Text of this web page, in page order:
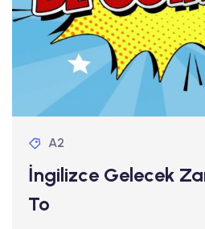
A2
İngilizce Gelecek
To